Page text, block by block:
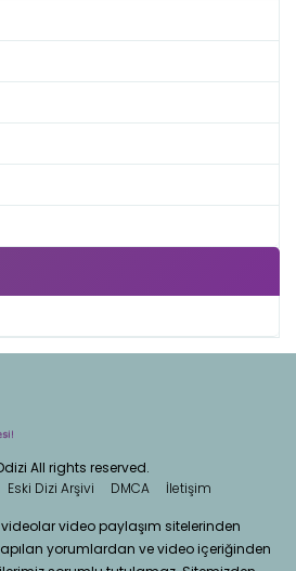
All rights reserved.
Eski Dizi Arşivi DMCA İletişim
video paylaşım sitelerinden
yorumlardan ve video içeriğinden